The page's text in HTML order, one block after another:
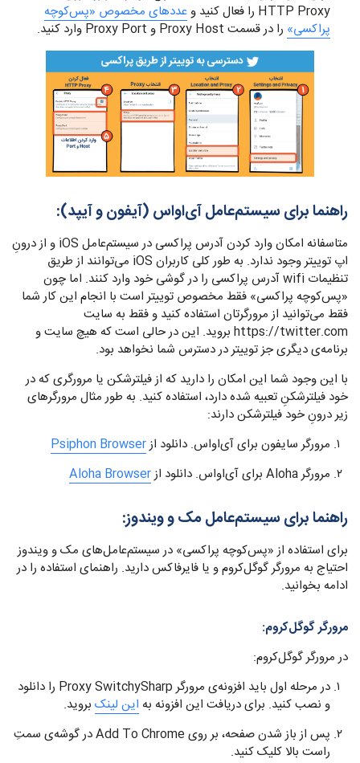
HTTP Proxy را فعال کنید و
عددهای مخصوص «پس‌کوچه
پراکسی» را در قسمت Proxy Host و Proxy Port وارد کنید.
راهنما برای سیستم‌عامل آی‌اواس (آیفون و آیپد):
متاسفانه امکان وارد کردن آدرس پراکسی در سیستم‌عامل iOS و از درونِ
اپ توییتر وجود ندارد. به طور کلی کاربران iOS می‌توانند از طریق
تنظیمات wifi آدرس پراکسی را در گوشی خود وارد کنند. اما چون
«پس‌کوچه پراکسی» فقط مخصوص توییتر است با انجام این کار شما
فقط می‌توانید از مرورگرتان استفاده کنید و فقط به سایت
https://twitter.com بروید. این در حالی است که هیچ سایت و
برنامه‌ی دیگری جز توییتر در دسترس شما نخواهد بود.
با این وجود شما این امکان را دارید که از فیلترشکن یا مرورگری که در
خود فیلترشکنِ تعبیه شده دارد، استفاده کنید. به طور مثال مرورگرهای
زیر درونِ خود فیلترشکن دارند:
مرورگر سایفون برای آی‌اواس. دانلود ازPsiphon Browser
مرورگر Aloha برای آی‌اواس. دانلود از
Aloha Browser
راهنما برای سیستم‌عامل مک و ویندوز:‌
برای استفاده از «پس‌کوچه پراکسی» در سیستم‌عامل‌های مک و ویندوز
احتیاج به مرورگر گوگل‌کروم و یا فایرفاکس دارید. راهنمای استفاده را در
ادامه بخوانید.
مرورگر گوگل‌کروم:
در مرورگر گوگل‌کروم:
در مرحله اول باید افزونه‌ی مرورگر Proxy SwitchySharp را دانلود
و نصب کنید. برای دریافت این افزونه به این لینک بروید.
پس از باز شدن صفحه، بر روی Add To Chrome در گوشه‌ی سمتِ
راست بالا کلیک کنید.